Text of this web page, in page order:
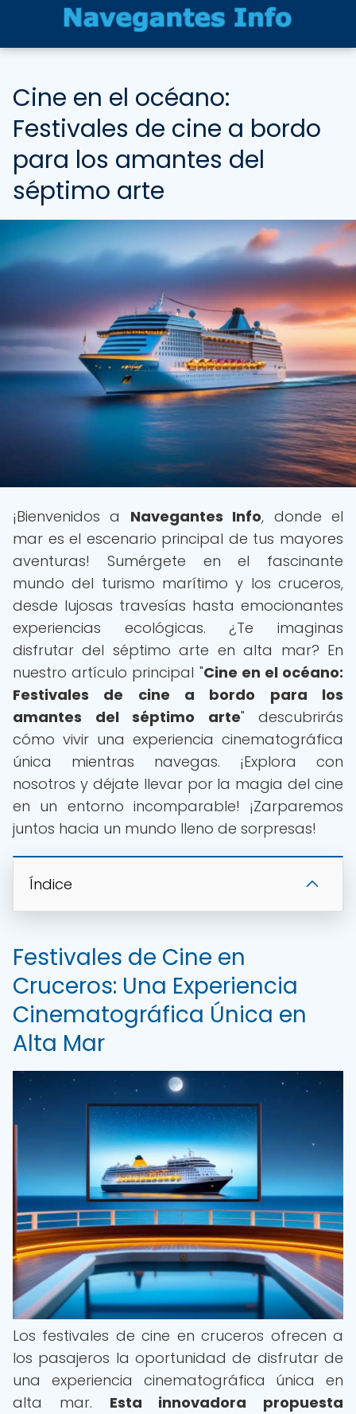
Cine en el océano:
Festivales de cine a bordo
para los amantes del
séptimo arte
¡Bienvenidos a Navegantes Info, donde el
mar es el escenario principal de tus mayores
aventuras! Sumérgete en el fascinante
mundo del turismo marítimo y los cruceros,
desde lujosas travesías hasta emocionantes
experiencias ecológicas. ¿Te imaginas
disfrutar del séptimo arte en alta mar? En
nuestro artículo principal "Cine en el océano:
Festivales de cine a bordo para los
amantes del séptimo arte" descubrirás
cómo vivir una experiencia cinematográfica
única mientras navegas. ¡Explora con
nosotros y déjate llevar por la magia del cine
en un entorno incomparable! ¡Zarparemos
juntos hacia un mundo lleno de sorpresas!
Índice
Festivales de Cine en
Cruceros: Una Experiencia
Cinematográfica Única en
Alta Mar
Los festivales de cine en cruceros ofrecen a
los pasajeros la oportunidad de disfrutar de
una experiencia cinematográfica única en
alta mar. Esta innovadora propuesta